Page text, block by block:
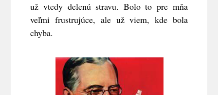
už vtedy delenú stravu. Bolo to pre mňa
veľmi frustrujúce, ale už viem, kde bola
chyba.